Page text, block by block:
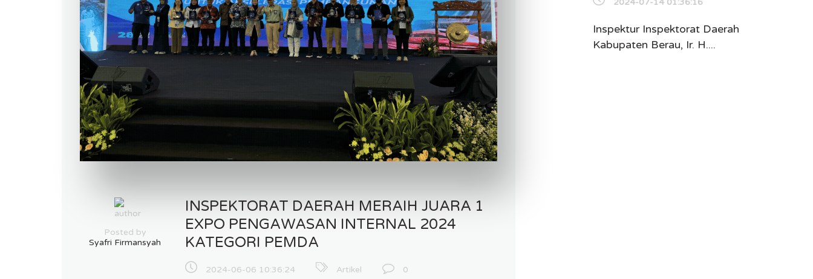
Posted by
Syafri Firmansyah
INSPEKTORAT DAERAH MERAIH JUARA 1
EXPO PENGAWASAN INTERNAL 2024
KATEGORI PEMDA
2024-06-06 10:36:24 Artikel 0
2024-07-14 01:36:16
Inspektur Inspektorat Daerah
Kabupaten Berau, Ir. H....